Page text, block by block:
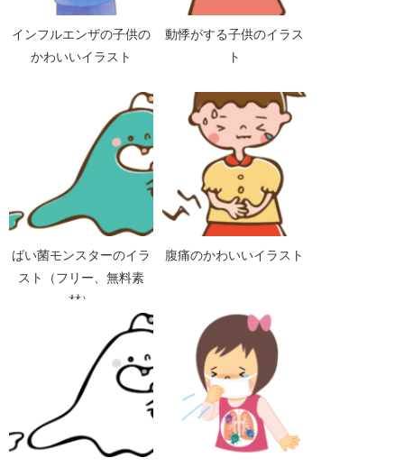
インフルエンザの子供の
かわいいイラスト
動悸がする子供のイラス
ト
ばい菌モンスターのイラ
スト（フリー、無料素
材）
腹痛のかわいいイラスト